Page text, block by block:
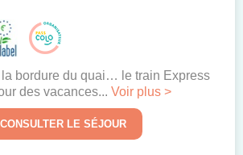
bordure du quai… le train Express
des vacances... Voir plus >
CONSULTER LE SÉJOUR